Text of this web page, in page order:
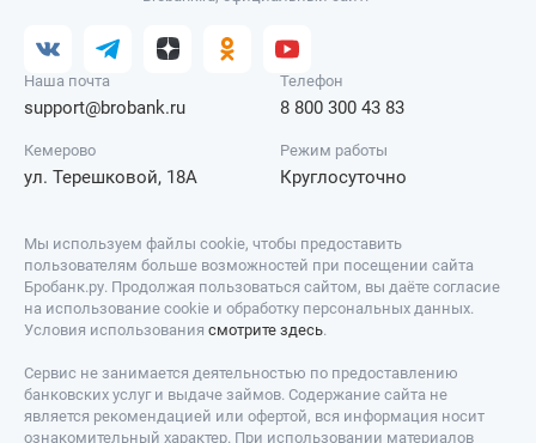
Наша почта
support@brobank.ru
Телефон
8 800 300 43 83
Кемерово
ул. Терешковой, 18А
Режим работы
Круглосуточно
Мы используем файлы cookie, чтобы предоставить
пользователям больше возможностей при посещении сайта
Бробанк.ру. Продолжая пользоваться сайтом, вы даёте согласие
на использование cookie и обработку персональных данных.
Условия использования смотрите здесь.
Сервис не занимается деятельностью по предоставлению
банковских услуг и выдаче займов. Содержание сайта не
является рекомендацией или офертой, вся информация носит
ознакомительный характер. При использовании материалов